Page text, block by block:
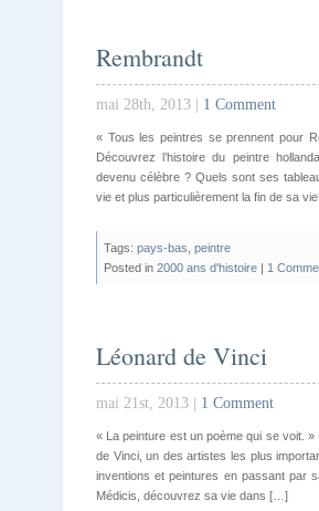
Rembrandt
mai 28th, 2013 | 1 Comment
« Tous les peintres se prennent pour
Découvrez l’histoire du peintre
devenu célèbre ? Quels sont ses
vie et plus particulièrement la fin de sa
Tags: pays-bas peintre
Posted in 2000 ans d'histoire | 1
Léonard de Vinci
mai 21st, 2013 | 1 Comment
« La peinture est un poème qui se voit.
de Vinci, un des artistes les plus
inventions et peintures en passant par
Médicis, découvrez sa vie dans […]